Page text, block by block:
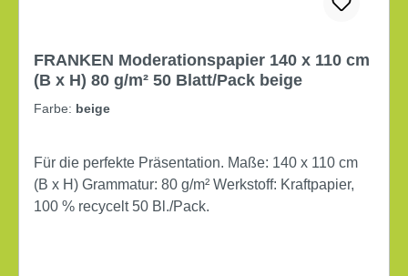
FRANKEN Moderationspapier 140 x 110 cm
(B x H) 80 g/m² 50 Blatt/Pack beige
Farbe: beige
Für die perfekte Präsentation. Maße: 140 x 110 cm
(B x H) Grammatur: 80 g/m² Werkstoff: Kraftpapier,
100 % recycelt 50 Bl./Pack.